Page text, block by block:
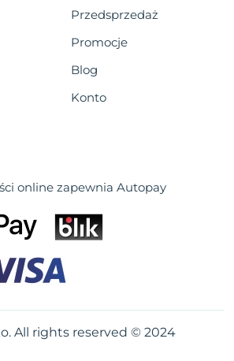
Przedsprzedaż
Promocje
Blog
Konto
online zapewnia Autopay
All rights reserved © 2024